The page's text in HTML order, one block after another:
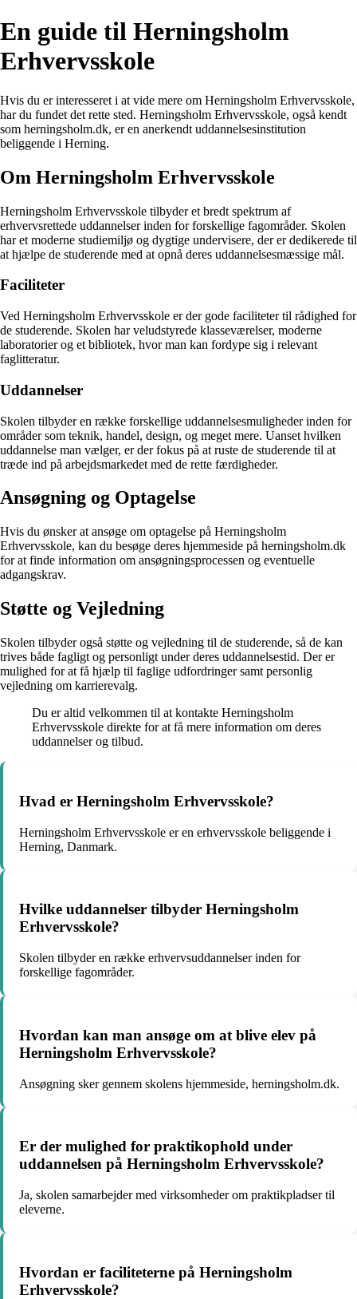
En guide til Herningsholm
Erhvervsskole
Hvis du er interesseret i at vide mere om Herningsholm Erhvervsskole,
har du fundet det rette sted. Herningsholm Erhvervsskole, også kendt
som herningsholm.dk, er en anerkendt uddannelsesinstitution
beliggende i Herning.
Om Herningsholm Erhvervsskole
Herningsholm Erhvervsskole tilbyder et bredt spektrum af
erhvervsrettede uddannelser inden for forskellige fagområder. Skolen
har et moderne studiemiljø og dygtige undervisere, der er dedikerede til
at hjælpe de studerende med at opnå deres uddannelsesmæssige mål.
Faciliteter
Ved Herningsholm Erhvervsskole er der gode faciliteter til rådighed for
de studerende. Skolen har veludstyrede klasseværelser, moderne
laboratorier og et bibliotek, hvor man kan fordype sig i relevant
faglitteratur.
Uddannelser
Skolen tilbyder en række forskellige uddannelsesmuligheder inden for
områder som teknik, handel, design, og meget mere. Uanset hvilken
uddannelse man vælger, er der fokus på at ruste de studerende til at
træde ind på arbejdsmarkedet med de rette færdigheder.
Ansøgning og Optagelse
Hvis du ønsker at ansøge om optagelse på Herningsholm
Erhvervsskole, kan du besøge deres hjemmeside på herningsholm.dk
for at finde information om ansøgningsprocessen og eventuelle
adgangskrav.
Støtte og Vejledning
Skolen tilbyder også støtte og vejledning til de studerende, så de kan
trives både fagligt og personligt under deres uddannelsestid. Der er
mulighed for at få hjælp til faglige udfordringer samt personlig
vejledning om karrierevalg.
Du er altid velkommen til at kontakte Herningsholm
Erhvervsskole direkte for at få mere information om deres
uddannelser og tilbud.
Hvad er Herningsholm Erhvervsskole?
Herningsholm Erhvervsskole er en erhvervsskole beliggende i
Herning, Danmark.
Hvilke uddannelser tilbyder Herningsholm
Erhvervsskole?
Skolen tilbyder en række erhvervsuddannelser inden for
forskellige fagområder.
Hvordan kan man ansøge om at blive elev på
Herningsholm Erhvervsskole?
Ansøgning sker gennem skolens hjemmeside, herningsholm.dk.
Er der mulighed for praktikophold under
uddannelsen på Herningsholm Erhvervsskole?
Ja, skolen samarbejder med virksomheder om praktikpladser til
eleverne.
Hvordan er faciliteterne på Herningsholm
Erhvervsskole?